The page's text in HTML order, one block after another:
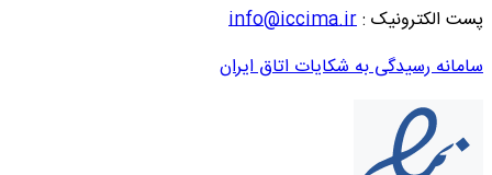
پست الکترونیک :info@iccima.ir
سامانه رسیدگی به شکایات اتاق ایران